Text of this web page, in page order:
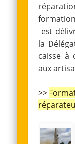
est
la
caisse à
aux
>>